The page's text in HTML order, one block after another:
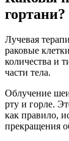
гортани?
Лучевая
раковые
количества и
части тела.
Облучение
рту и горле.
как правило,
прекращения